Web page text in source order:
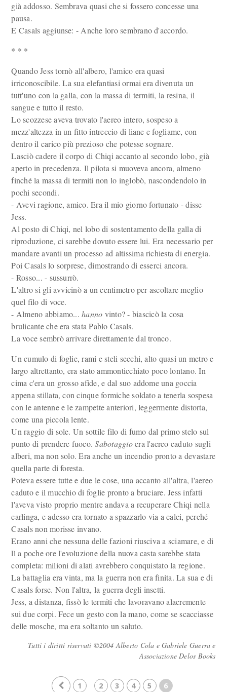
già addosso. Sembrava quasi che si fossero concesse una
pausa.
E Casals aggiunse: - Anche loro sembrano d'accordo.
* * *
Quando Jess tornò all'albero, l'amico era quasi
irriconoscibile. La sua elefantiasi ormai era divenuta un
tutt'uno con la galla, con la massa di termiti, la resina, il
sangue e tutto il resto.
Lo scozzese aveva trovato l'aereo intero, sospeso a
mezz'altezza in un fitto intreccio di liane e fogliame, con
dentro il carico più prezioso che potesse sognare.
Lasciò cadere il corpo di Chiqi accanto al secondo lobo, già
aperto in precedenza. Il pilota si muoveva ancora, almeno
finché la massa di termiti non lo inglobò, nascondendolo in
pochi secondi.
- Avevi ragione, amico. Era il mio giorno fortunato - disse
Jess.
Al posto di Chiqi, nel lobo di sostentamento della galla di
riproduzione, ci sarebbe dovuto essere lui. Era necessario per
mandare avanti un processo ad altissima richiesta di energia.
Poi Casals lo sorprese, dimostrando di esserci ancora.
- Rosso... - sussurrò.
L'altro si gli avvicinò a un centimetro per ascoltare meglio
quel filo di voce.
- Almeno abbiamo...hanno vinto? - biascicò la cosa
brulicante che era stata Pablo Casals.
La voce sembrò arrivare direttamente dal tronco.
Un cumulo di foglie, rami e steli secchi, alto quasi un metro e
largo altrettanto, era stato ammonticchiato poco lontano. In
cima c'era un grosso afide, e dal suo addome una goccia
appena stillata, con cinque formiche soldato a tenerla sospesa
con le antenne e le zampette anteriori, leggermente distorta,
come una piccola lente.
Un raggio di sole. Un sottile filo di fumo dal primo stelo sul
punto di prendere fuoco.Sabotaggioera l'aereo caduto sugli
alberi, ma non solo. Era anche un incendio pronto a devastare
quella parte di foresta.
Poteva essere tutte e due le cose, una accanto all'altra, l'aereo
caduto e il mucchio di foglie pronto a bruciare. Jess infatti
l'aveva visto proprio mentre andava a recuperare Chiqi nella
carlinga, e adesso era tornato a spazzarlo via a calci, perché
Casals non morisse invano.
Erano anni che nessuna delle fazioni riusciva a sciamare, e di
lì a poche ore l'evoluzione della nuova casta sarebbe stata
completa: milioni di alati avrebbero conquistato la regione.
La battaglia era vinta, ma la guerra non era finita. La sua e di
Casals forse. Non l'altra, la guerra degli insetti.
Jess, a distanza, fissò le termiti che lavoravano alacremente
sui due corpi. Fece un gesto con la mano, come se scacciasse
delle mosche, ma era soltanto un saluto.
Tutti i diritti riservati ©2004 Alberto Cola e Gabriele Guerra e
Associazione Delos Books
1 2 3 4 5 6